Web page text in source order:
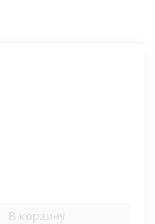
В корзину